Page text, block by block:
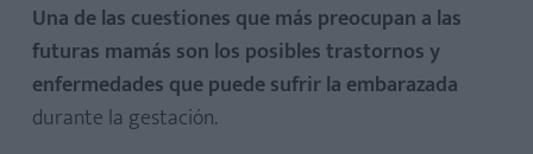
Una de las cuestiones que más preocupan a las
futuras mamás son los posibles trastornos y
enfermedades que puede sufrir la embarazada
durante la gestación.